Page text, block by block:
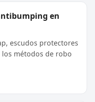
en
escudos protectores
métodos de robo